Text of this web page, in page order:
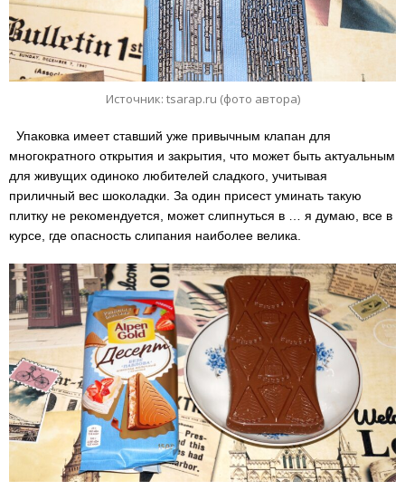
Источник: tsarap.ru (фото автора)
Упаковка имеет ставший уже привычным клапан для
многократного открытия и закрытия, что может быть актуальным
для живущих одиноко любителей сладкого, учитывая
приличный вес шоколадки. За один присест уминать такую
плитку не рекомендуется, может слипнуться в … я думаю, все в
курсе, где опасность слипания наиболее велика.